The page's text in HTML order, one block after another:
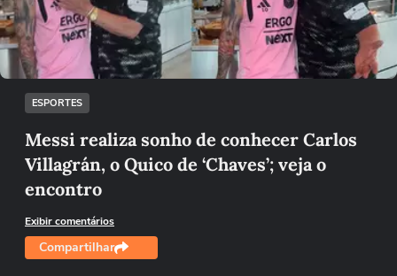
Tentar novamente
ESPORTES
Messi realiza sonho de conhecer Carlos
Villagrán, o Quico de ‘Chaves’; veja o
encontro
Exibir comentários
Compartilhar